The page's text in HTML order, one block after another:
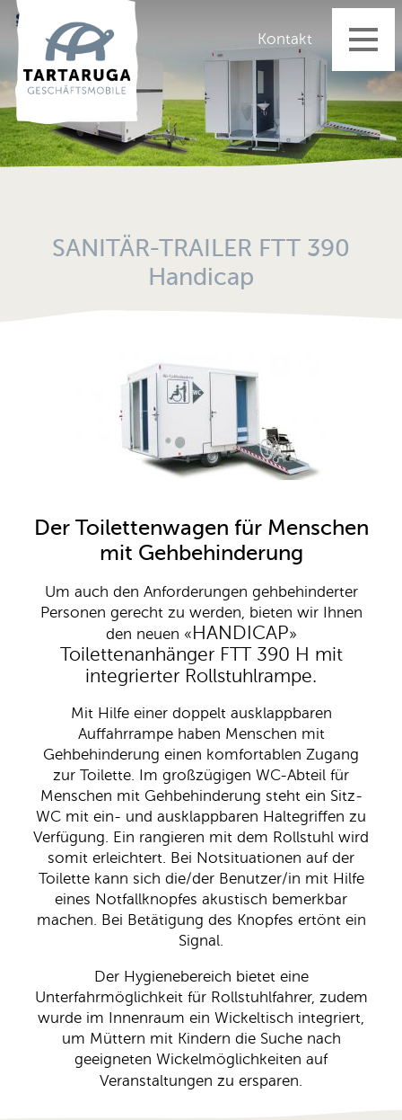
Kontakt
Geschäftsmobile
Fahrzeugangebot
Aktuelles
Vermietung
Jobs
Kontakt
Datenschutz
AGB's
zu den Reisemobilen
SANITÄR-TRAILER FTT 390
Handicap
Der Toilettenwagen für Menschen
mit Gehbehinderung
Um auch den Anforderungen gehbehinderter
Personen gerecht zu werden, bieten wir Ihnen
den neuen « HANDICAP»
Toilettenanhänger FTT 390 H mit
integrierter Rollstuhlrampe.
Mit Hilfe einer doppelt ausklappbaren
Auffahrrampe haben Menschen mit
Gehbehinderung einen komfortablen Zugang
zur Toilette. Im großzügigen WC-Abteil für
Menschen mit Gehbehinderung steht ein Sitz-
WC mit ein- und ausklappbaren Haltegriffen zu
Verfügung. Ein rangieren mit dem Rollstuhl wird
somit erleichtert. Bei Notsituationen auf der
Toilette kann sich die/der Benutzer/in mit Hilfe
eines Notfallknopfes akustisch bemerkbar
machen. Bei Betätigung des Knopfes ertönt ein
Signal.
Der Hygienebereich bietet eine
Unterfahrmöglichkeit für Rollstuhlfahrer, zudem
wurde im Innenraum ein Wickeltisch integriert,
um Müttern mit Kindern die Suche nach
geeigneten Wickelmöglichkeiten auf
Veranstaltungen zu ersparen.